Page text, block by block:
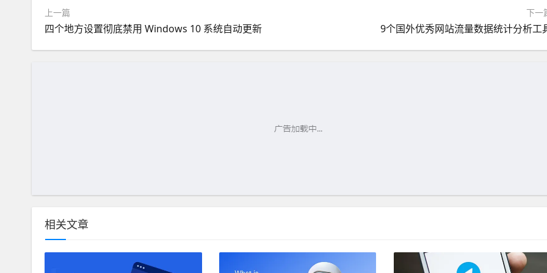
上一篇
四个地方设置彻底禁用 Windows 10 系统自动更新
下一
9个国外优秀网站流量数据统计分析工
相关文章